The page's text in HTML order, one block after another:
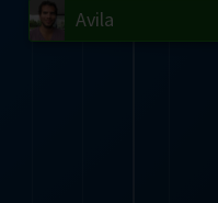
Avila